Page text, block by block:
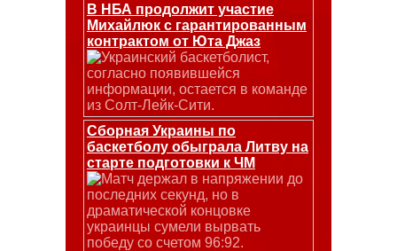
В НБА продолжит участие
Михайлюк с гарантированным
контрактом от Юта Джаз
Украинский баскетболист,
согласно появившейся
информации, остается в команде
из Солт-Лейк-Сити.
Сборная Украины по
баскетболу обыграла Литву на
старте подготовки к ЧМ
Матч держал в напряжении до
последних секунд, но в
драматической концовке
украинцы сумели вырвать
победу со счетом 96:92.